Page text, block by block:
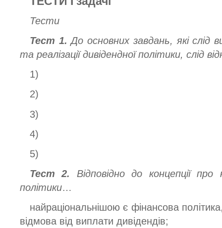
Тести
Тест 1. До основних завдань, які слід
та реалізації дивідендної політики, слід
1)
2)
3)
4)
5)
Тест 2.
Відповідно до концепції про
політики…
найраціональнішою є фінансова
відмова від виплати дивідендів;